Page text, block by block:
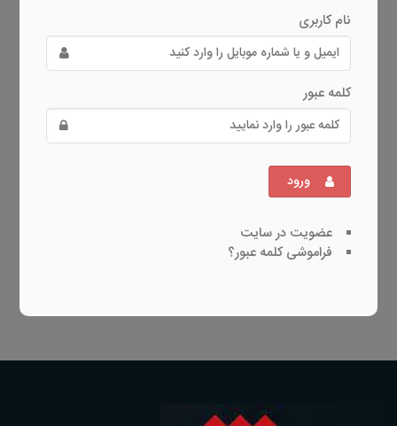
نام کاربری
کلمه عبور
ورود
عضویت در سایت
فراموشی کلمه عبور؟